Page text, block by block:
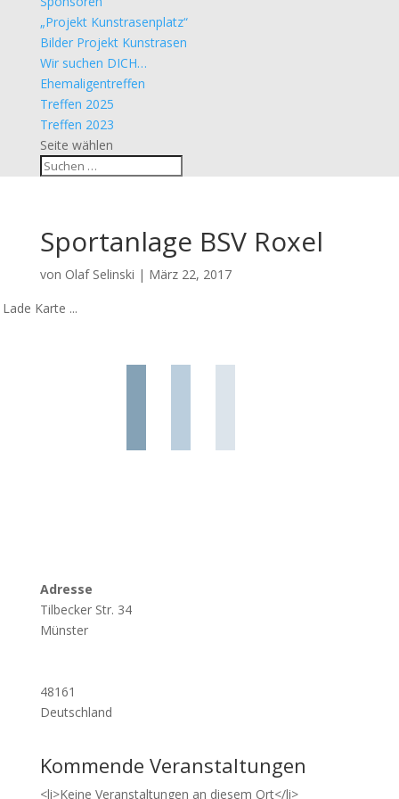
„Projekt Kunstrasenplatz“
Bilder Projekt Kunstrasen
Wir suchen DICH…
Ehemaligentreffen
Treffen 2025
Treffen 2023
Seite wählen
Sportanlage BSV Roxel
von Olaf Selinski | März 22, 2017
Lade Karte ...
Adresse
Tilbecker Str. 34
Münster
48161
Deutschland
Kommende Veranstaltungen
<li>Keine Veranstaltungen an diesem Ort</li>